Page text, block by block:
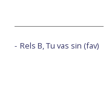
Rels B, Tu vas sin (fav)